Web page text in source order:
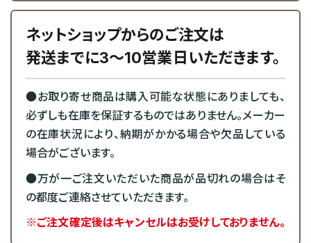
ネットショップからのご注文は
発送までに3～10営業日いただきます。
●お取り寄せ商品は購入可能な状態にありましても、
必ずしも在庫を保証するものではありません。メーカー
の在庫状況により、納期がかかる場合や欠品している
場合がございます。
●万が一ご注文いただいた商品が品切れの場合はそ
の都度ご連絡させていただきます。
※ご注文確定後はキャンセルはお受けしておりません。